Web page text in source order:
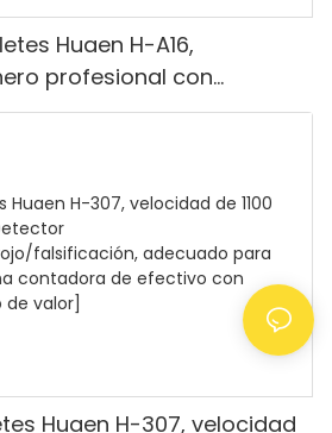
Huaen H-A16,
profesional con
IR/DD, capacidad para
Huaen H-307, velocidad